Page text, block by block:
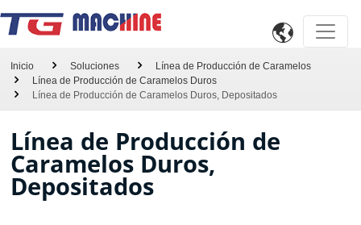

Inicio Soluciones
Línea de Producción de Caramelos
Línea de Producción de Caramelos Duros
Línea de Producción de Caramelos Duros, Depositados
Línea de Producción de
Caramelos Duros,
Depositados